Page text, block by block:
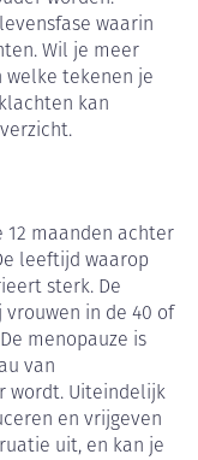
waarin
Wil je meer
welke tekenen je
kan
12 maanden achter
leeftijd waarop
sterk. De
in de 40 of
menopauze is
van
wordt. Uiteindelijk
en vrijgeven
uit, en kan je